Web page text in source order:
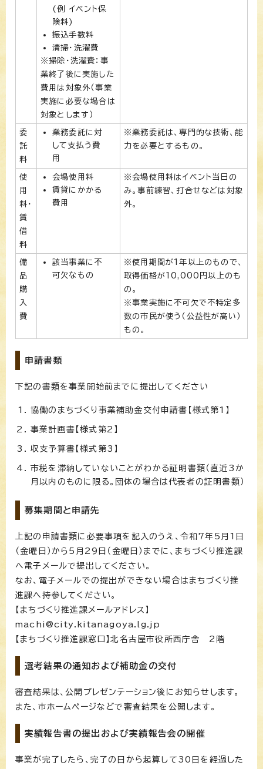
(例 イベント保
険料)
振込手数料
清掃・洗濯費
※掃除・洗濯費：事
業終了後に実施した
費用は対象外（事業
実施に必要な場合は
対象とします）
委
託
料
業務委託に対
して支払う費
用
※業務委託は、専門的な技術、能
力を必要とするもの。
使
用
料・
賃
借
料
会場使用料
賃貸にかかる
費用
※会場使用料はイベント当日の
み。事前練習、打合せなどは対象
外。
備
品
購
入
費
該当事業に不
可欠なもの
※使用期間が1年以上のもので、
取得価格が10,000円以上のも
の。
※事業実施に不可欠で不特定多
数の市民が使う（公益性が高い）
もの。
申請書類
下記の書類を事業開始前までに提出してください
協働のまちづくり事業補助金交付申請書【様式第1】
事業計画書【様式第2】
収支予算書【様式第3】
市税を滞納していないことがわかる証明書類（直近3か
月以内のものに限る。団体の場合は代表者の証明書類）
募集期間と申請先
上記の申請書類に必要事項を記入のうえ、令和7年5月1日
（金曜日）から5月29日（金曜日）までに、まちづくり推進課
へ電子メールで提出してください。
なお、電子メールでの提出ができない場合はまちづくり推
進課へ持参してください。
【まちづくり推進課メールアドレス】
machi@city.kitanagoya.lg.jp
【まちづくり推進課窓口】北名古屋市役所西庁舎 2階
選考結果の通知および補助金の交付
審査結果は、公開プレゼンテーション後にお知らせします。
また、市ホームページなどで審査結果を公開します。
実績報告書の提出および実績報告会の開催
事業が完了したら、完了の日から起算して30日を経過した